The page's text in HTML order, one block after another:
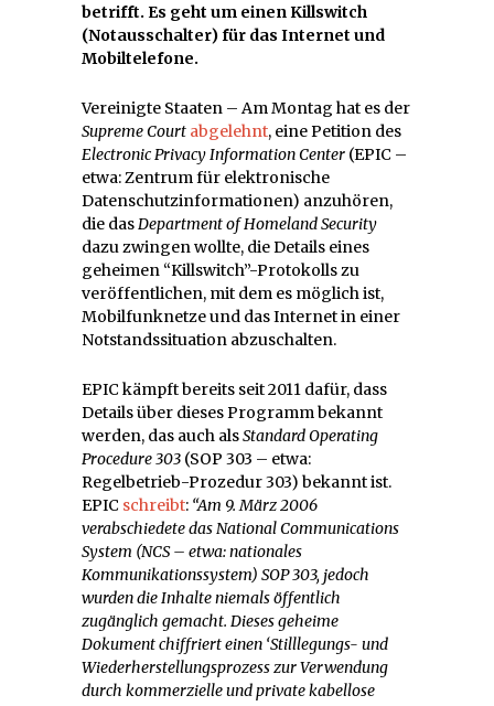
betrifft. Es geht um einen Killswitch
(Notausschalter) für das Internet und
Mobiltelefone.
Vereinigte Staaten – Am Montag hat es der
Supreme Court abgelehnt, eine Petition des
Electronic Privacy Information Center (EPIC –
etwa: Zentrum für elektronische
Datenschutzinformationen) anzuhören,
die dasDepartment of Homeland Security
dazu zwingen wollte, die Details eines
geheimen “Killswitch”-Protokolls zu
veröffentlichen, mit dem es möglich ist,
Mobilfunknetze und das Internet in einer
Notstandssituation abzuschalten.
EPIC kämpft bereits seit 2011 dafür, dass
Details über dieses Programm bekannt
werden, das auch alsStandard Operating
Procedure 303 (SOP 303 – etwa:
Regelbetrieb-Prozedur 303) bekannt ist.
EPIC schreibt: “Am 9. März 2006
verabschiedete das National Communications
System (NCS – etwa: nationales
Kommunikationssystem) SOP 303, jedoch
wurden die Inhalte niemals öffentlich
zugänglich gemacht. Dieses geheime
Dokument chiffriert einen ‘Stilllegungs- und
Wiederherstellungsprozess zur Verwendung
durch kommerzielle und private kabellose